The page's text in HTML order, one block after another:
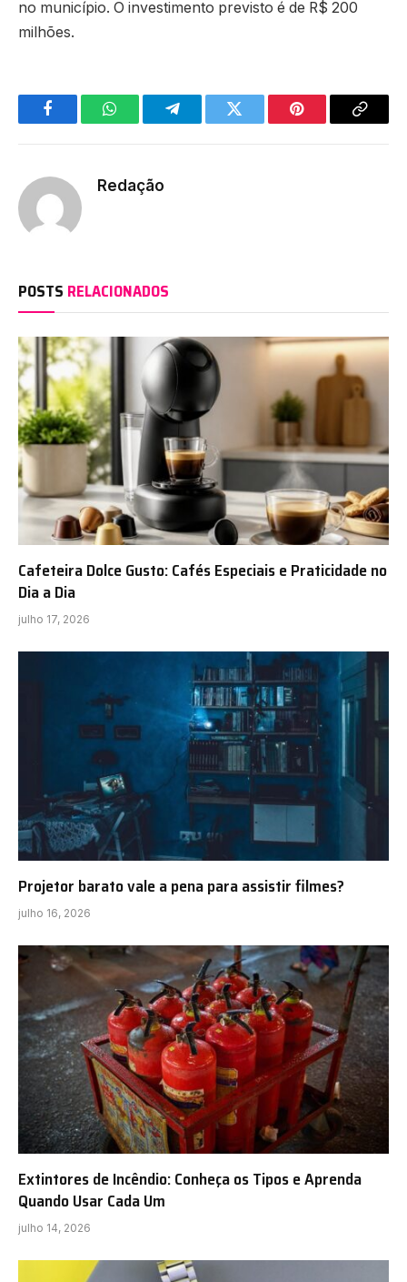
no município. O investimento previsto é de R$ 200
milhões.
FacebookWhatsAppTelegramTwitter Pinterest Copy
Redação
POSTS RELACIONADOS
Cafeteira Dolce Gusto: Cafés Especiais e Praticidade no
Dia a Dia
julho 17, 2026
Projetor barato vale a pena para assistir filmes?
julho 16, 2026
Extintores de Incêndio: Conheça os Tipos e Aprenda
Quando Usar Cada Um
julho 14, 2026